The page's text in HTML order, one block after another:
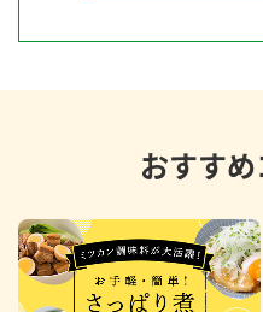
おすす